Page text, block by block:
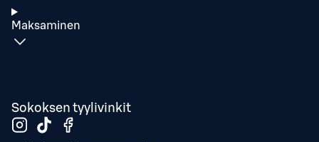
Maksaminen
Sokoksen tyylivinkit